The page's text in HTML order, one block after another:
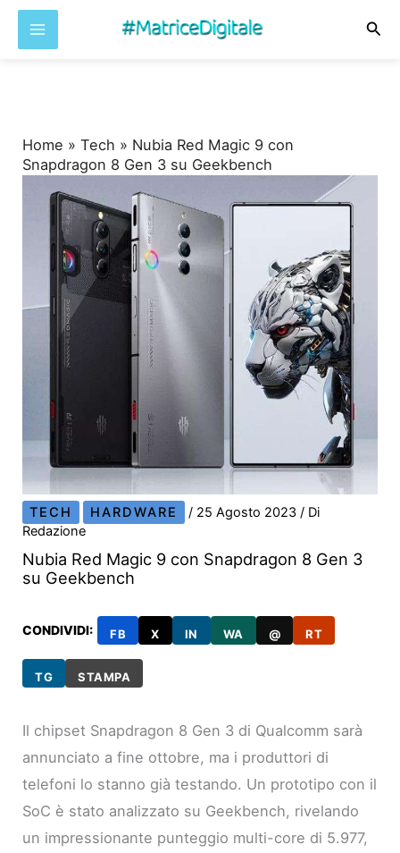
Home »Tech » Nubia Red Magic 9 con
Snapdragon 8 Gen 3 su Geekbench
TECH HARDWARE / 25 Agosto 2023 / Di
Redazione
Nubia Red Magic 9 con Snapdragon 8 Gen 3
su Geekbench
CONDIVIDI: FB X IN WA @ RT
TG STAMPA
Il chipset Snapdragon 8 Gen 3 di Qualcomm sarà
annunciato a fine ottobre, ma i produttori di
telefoni lo stanno già testando. Un prototipo con il
SoC è stato analizzato su Geekbench, rivelando
un impressionante punteggio multi-core di 5.977,